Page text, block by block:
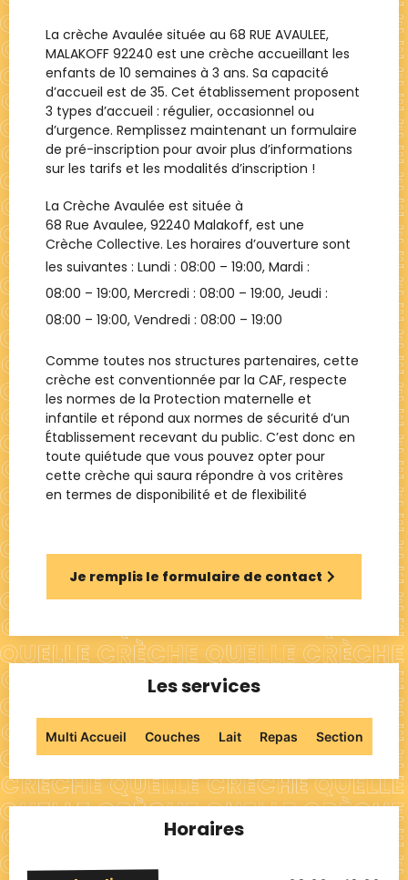
La crèche Avaulée située au 68 RUE AVAULEE,
MALAKOFF 92240 est une crèche accueillant les
enfants de 10 semaines à 3 ans. Sa capacité
d’accueil est de 35. Cet établissement proposent
3 types d’accueil : régulier, occasionnel ou
d’urgence. Remplissez maintenant un formulaire
de pré-inscription pour avoir plus d’informations
sur les tarifs et les modalités d’inscription !
La Crèche Avaulée est située à
68 Rue Avaulee, 92240 Malakoff, est une
Crèche Collective. Les horaires d’ouverture sont
les suivantes : Lundi : 08:00 – 19:00, Mardi :
08:00 – 19:00, Mercredi : 08:00 – 19:00, Jeudi :
08:00 – 19:00, Vendredi : 08:00 – 19:00
Comme toutes nos structures partenaires, cette
crèche est conventionnée par la CAF, respecte
les normes de la Protection maternelle et
infantile et répond aux normes de sécurité d’un
Établissement recevant du public. C’est donc en
toute quiétude que vous pouvez opter pour
cette crèche qui saura répondre à vos critères
en termes de disponibilité et de flexibilité
Je remplis le formulaire de contact
Les services
Multi Accueil Couches Lait Repas Section
Horaires